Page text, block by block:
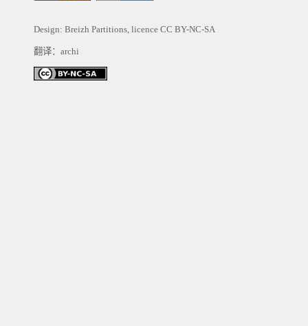
Design: Breizh Partitions, licence CC BY-NC-SA
翻译：archi